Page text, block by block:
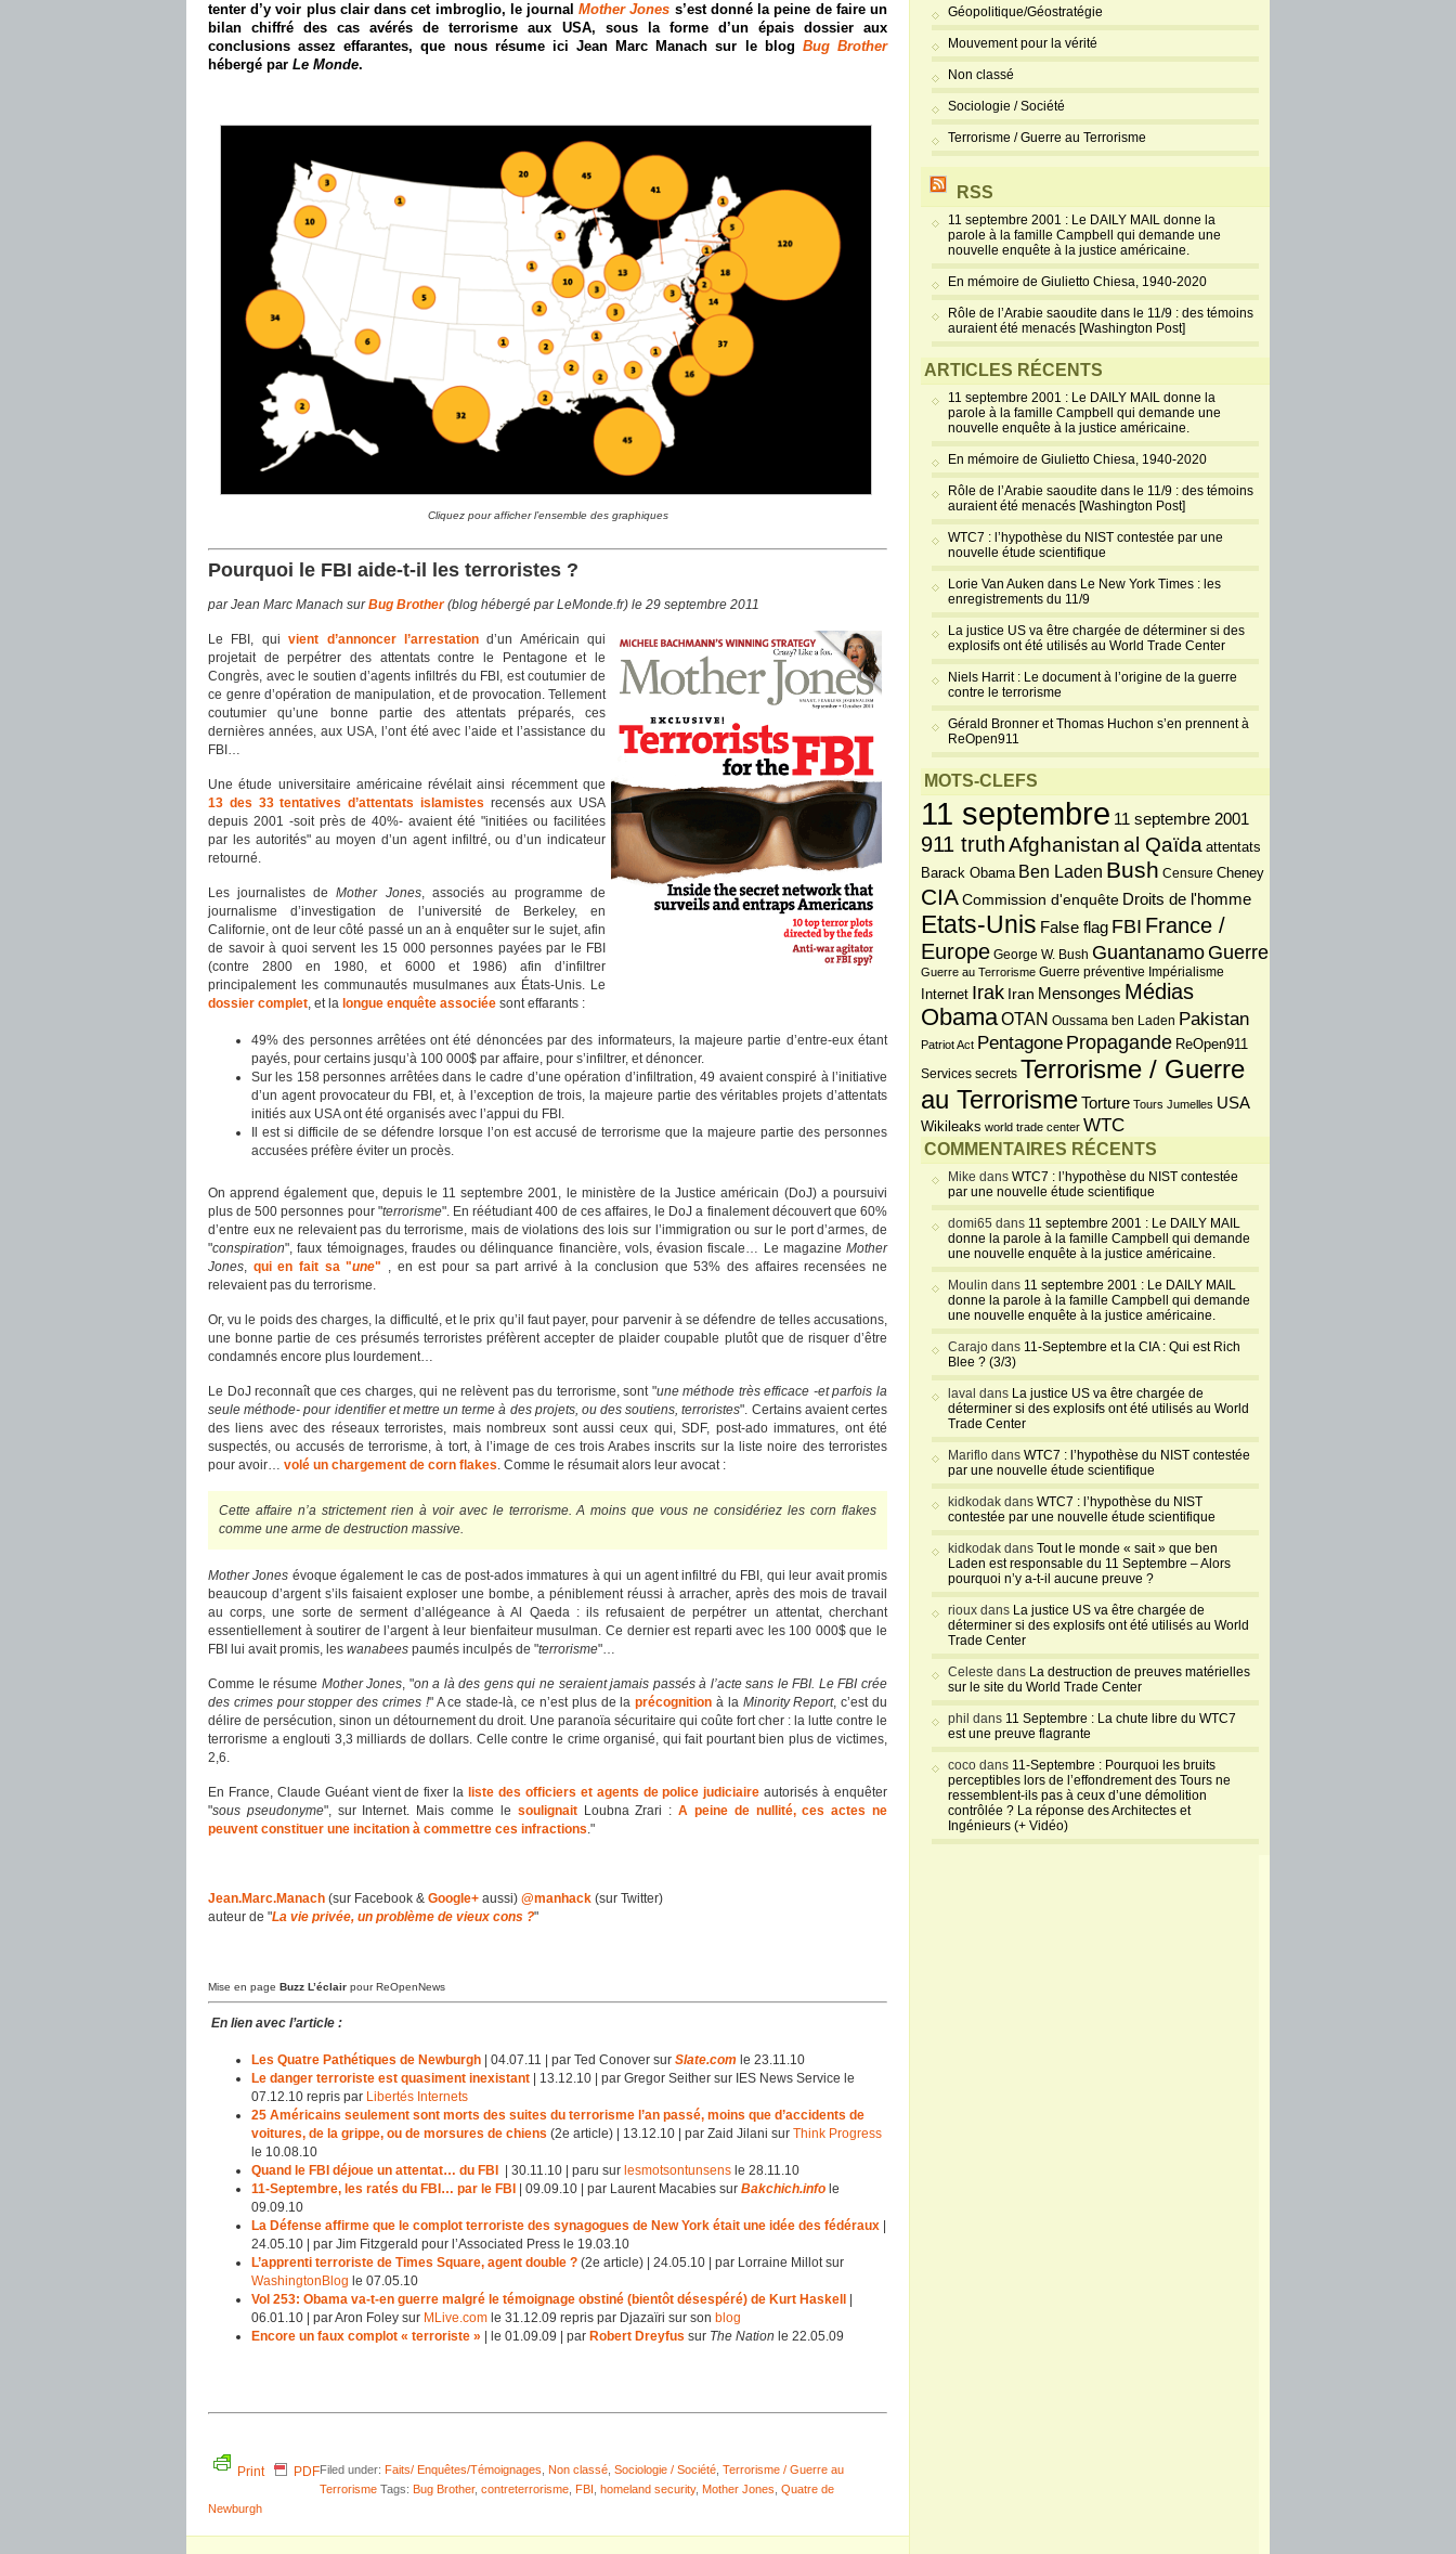
tenter d’y voir plus clair dans cet imbroglio, le journal Mother Jones s’est donné la peine de faire un
bilan chiffré des cas avérés de terrorisme aux USA, sous la forme d’un épais dossier aux
conclusions assez effarantes, que nous résume ici Jean Marc Manach sur le blog Bug Brother
hébergé par Le Monde.
Cliquez pour afficher l’ensemble des graphiques
Pourquoi le FBI aide-t-il les terroristes ?
par Jean Marc Manach surBug Brother(blog hébergé par LeMonde.fr) le 29 septembre 2011
Le FBI, quivient d’annoncer l’arrestationd’un Américain qui
projetait de perpétrer des attentats contre le Pentagone et le
Congrès, avec le soutien d’agents infiltrés du FBI, est coutumier de
ce genre d’opération de manipulation, et de provocation. Tellement
coutumier qu’une bonne partie des attentats préparés, ces
dernières années, aux USA, l’ont été avec l’aide et l’assistance du
FBI…
Une étude universitaire américaine révélait ainsi récemment que
13 des 33 tentatives d’attentats islamistes recensés aux USA
depuis 2001 -soit près de 40%- avaient été "initiées ou facilitées
par les autorités" au moyen d’un agent infiltré, ou d’un indicateur
retourné.
Les journalistes deMother Jones, associés au programme de
journalisme d’investigation de l’université de Berkeley, en
Californie, ont de leur côté passé un an à enquêter sur le sujet, afin
de savoir à quoi servent les 15 000 personnes payées par le FBI
(contre 2800 en 1980, et 6000 et 1986) afin d’infiltrer
principalement les communautés musulmanes aux États-Unis. Le
dossier complet, et la longue enquête associée sont effarants :
49% des personnes arrêtées ont été dénoncées par des informateurs, la majeure partie d’entre-eux étant
payés, pour certains jusqu’à 100 000$ par affaire, pour s’infiltrer, et dénoncer.
Sur les 158 personnes arrêtées dans le cadre d’une opération d’infiltration, 49 avaient conspiré à l’initiative
d’un agent provocateur du FBI, et, à l’exception de trois, la majeure partie des véritables projets d’attentats
initiés aux USA ont été organisés avec l’appui du FBI.
Il est si difficile de se défendre lorsque l’on est accusé de terrorisme que la majeure partie des personnes
accusées préfère éviter un procès.
On apprend également que, depuis le 11 septembre 2001, le ministère de la Justice américain (DoJ) a poursuivi
plus de 500 personnes pour "terrorisme". En réétudiant 400 de ces affaires, le DoJ a finalement découvert que 60%
d’entre eux ne relevaient pas du terrorisme, mais de violations des lois sur l’immigration ou sur le port d’armes, de
"conspiration", faux témoignages, fraudes ou délinquance financière, vols, évasion fiscale… Le magazine Mother
Jones, qui en fait sa "une" , en est pour sa part arrivé à la conclusion que 53% des affaires recensées ne
relevaient pas du terrorisme.
Or, vu le poids des charges, la difficulté, et le prix qu’il faut payer, pour parvenir à se défendre de telles accusations,
une bonne partie de ces présumés terroristes préfèrent accepter de plaider coupable plutôt que de risquer d’être
condamnés encore plus lourdement…
Le DoJ reconnaît que ces charges, qui ne relèvent pas du terrorisme, sont "une méthode très efficace -et parfois la
seule méthode- pour identifier et mettre un terme à des projets, ou des soutiens, terroristes". Certains avaient certes
des liens avec des réseaux terroristes, mais nombreux sont aussi ceux qui, SDF, post-ado immatures, ont été
suspectés, ou accusés de terrorisme, à tort, à l’image de ces trois Arabes inscrits sur la liste noire des terroristes
pour avoir… volé un chargement de corn flakes. Comme le résumait alors leur avocat :
Cette affaire n’a strictement rien à voir avec le terrorisme. A moins que vous ne considériez les corn flakes
comme une arme de destruction massive.
Mother Jones évoque également le cas de post-ados immatures à qui un agent infiltré du FBI, qui leur avait promis
beaucoup d’argent s’ils faisaient exploser une bombe, a péniblement réussi à arracher, après des mois de travail
au corps, une sorte de serment d’allégeance à Al Qaeda : ils refusaient de perpétrer un attentat, cherchant
essentiellement à soutirer de l’argent à leur bienfaiteur musulman. Ce dernier est reparti avec les 100 000$ que le
FBI lui avait promis, les wanabees paumés inculpés de "terrorisme"…
Comme le résume Mother Jones, "on a là des gens qui ne seraient jamais passés à l’acte sans le FBI. Le FBI crée
des crimes pour stopper des crimes !" A ce stade-là, ce n’est plus de laprécognition à la Minority Report, c’est du
délire de persécution, sinon un détournement du droit. Une paranoïa sécuritaire qui coûte fort cher : la lutte contre le
terrorisme a englouti 3,3 milliards de dollars. Celle contre le crime organisé, qui fait pourtant bien plus de victimes,
2,6.
En France, Claude Guéant vient de fixer la liste des officiers et agents de police judiciaire autorisés à enquêter
"sous pseudonyme", sur Internet. Mais comme le soulignaitLoubna Zrari :A peine de nullité, ces actes ne
peuvent constituer une incitation à commettre ces infractions."
Jean.Marc.Manach (sur Facebook & Google+ aussi) @manhack (sur Twitter)
auteur de "La vie privée, un problème de vieux cons ?"
Mise en page Buzz L’éclair pour ReOpenNews
En lien avec l’article :
Les Quatre Pathétiques de Newburgh | 04.07.11 | par Ted Conover sur Slate.com le 23.11.10
Le danger terroriste est quasiment inexistant
| 13.12.10 | par Gregor Seither sur IES News Service le
07.12.10 repris par Libertés Internets
25 Américains seulement sont morts des suites du terrorisme l’an passé, moins que d’accidents de
voitures, de la grippe, ou de morsures de chiens (2e article) | 13.12.10 | par Zaid Jilani sur Think Progress
le 10.08.10
Quand le FBI déjoue un attentat… du FBI
| 30.11.10 | paru sur lesmotsontunsens le 28.11.10
11-Septembre, les ratés du FBI… par le FBI
| 09.09.10 | par Laurent Macabies sur Bakchich.info le
09.09.10
La Défense affirme que le complot terroriste des synagogues de New York était une idée des fédéraux
24.05.10 | par Jim Fitzgerald pour l’Associated Press le 19.03.10
L’apprenti terroriste de Times Square, agent double ? (2e article) | 24.05.10 | par Lorraine Millot sur
WashingtonBlog le 07.05.10
Vol 253: Obama va-t-en guerre malgré le témoignage obstiné (bientôt désespéré) de Kurt Haskell
06.01.10 | par Aron Foley sur MLive.com le 31.12.09 repris par Djazaïri sur son blog
Encore un faux complot « terroriste » | le 01.09.09 | par Robert Dreyfus sur The Nation le 22.05.09
Print PDFFiled under: Faits/ Enquêtes/Témoignages Non classé Sociologie / Société Terrorisme / Guerre au
Terrorisme Tags: Bug Brother, contreterrorisme FBI homeland security, Mother Jones Quatre de
Newburgh
Géopolitique/Géostratégie
Mouvement pour la vérité
Non classé
Sociologie / Société
Terrorisme / Guerre au Terrorisme
RSS
11 septembre 2001 : Le DAILY MAIL donne la
parole à la famille Campbell qui demande une
nouvelle enquête à la justice américaine.
En mémoire de Giulietto Chiesa, 1940-2020
Rôle de l’Arabie saoudite dans le 11/9 : des témoins
auraient été menacés [Washington Post]
ARTICLES RÉCENTS
11 septembre 2001 : Le DAILY MAIL donne la
parole à la famille Campbell qui demande une
nouvelle enquête à la justice américaine.
En mémoire de Giulietto Chiesa, 1940-2020
Rôle de l’Arabie saoudite dans le 11/9 : des témoins
auraient été menacés [Washington Post]
WTC7 : l’hypothèse du NIST contestée par une
nouvelle étude scientifique
Lorie Van Auken dans Le New York Times : les
enregistrements du 11/9
La justice US va être chargée de déterminer si des
explosifs ont été utilisés au World Trade Center
Niels Harrit : Le document à l’origine de la guerre
contre le terrorisme
Gérald Bronner et Thomas Huchon s’en prennent à
ReOpen911
MOTS-CLEFS
11 septembre 11 septembre 2001
911 truthAfghanistanal Qaïda attentats
Barack Obama Ben Laden Bush Censure Cheney
CIA Commission d'enquête Droits de l'homme
Etats-Unis False flag FBI France /
Europe George W. Bush Guantanamo Guerre
Guerre au Terrorisme Guerre préventive Impérialisme
Internet Irak Iran Mensonges Médias
ObamaOTAN Oussama ben Laden Pakistan
Patriot Act Pentagone Propagande ReOpen911
Services secrets Terrorisme / Guerre
au TerrorismeTorture Tours Jumelles USA
Wikileaks world trade center WTC
COMMENTAIRES RÉCENTS
Mike dans WTC7 : l’hypothèse du NIST contestée
par une nouvelle étude scientifique
domi65 dans 11 septembre 2001 : Le DAILY MAIL
donne la parole à la famille Campbell qui demande
une nouvelle enquête à la justice américaine.
Moulin dans 11 septembre 2001 : Le DAILY MAIL
donne la parole à la famille Campbell qui demande
une nouvelle enquête à la justice américaine.
Carajo dans 11-Septembre et la CIA : Qui est Rich
Blee ? (3/3)
laval dans La justice US va être chargée de
déterminer si des explosifs ont été utilisés au World
Trade Center
Mariflo dans WTC7 : l’hypothèse du NIST contestée
par une nouvelle étude scientifique
kidkodak dans WTC7 : l’hypothèse du NIST
contestée par une nouvelle étude scientifique
kidkodak dans Tout le monde « sait » que ben
Laden est responsable du 11 Septembre – Alors
pourquoi n’y a-t-il aucune preuve ?
rioux dans La justice US va être chargée de
déterminer si des explosifs ont été utilisés au World
Trade Center
Celeste dans La destruction de preuves matérielles
sur le site du World Trade Center
phil dans 11 Septembre : La chute libre du WTC7
est une preuve flagrante
coco dans 11-Septembre : Pourquoi les bruits
perceptibles lors de l’effondrement des Tours ne
ressemblent-ils pas à ceux d’une démolition
contrôlée ? La réponse des Architectes et
Ingénieurs (+ Vidéo)